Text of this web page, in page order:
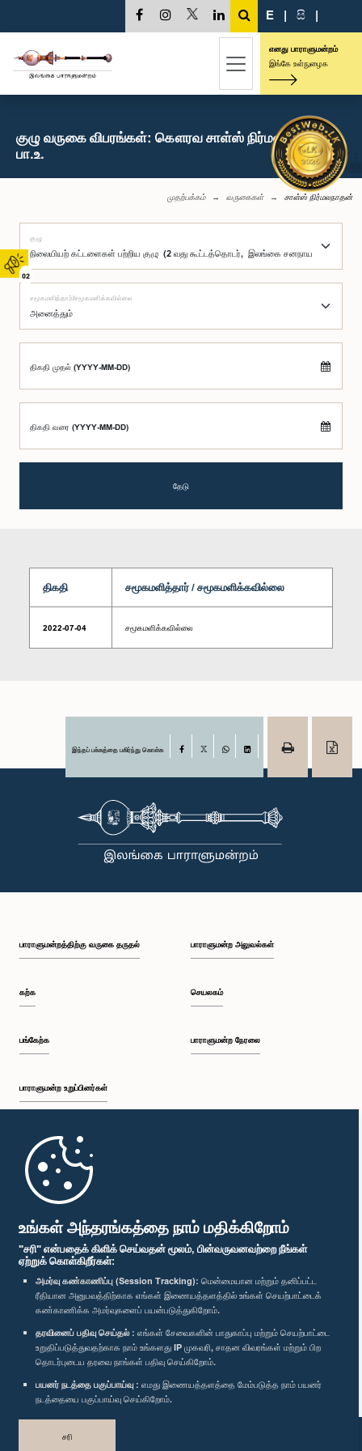
உங்கள் அந்தரங்கத்தை நாம் மதிக்கிறோம்
"சரி" என்பதைக் கிளிக் செய்வதன் மூலம், பின்வருவனவற்றை நீங்கள்
ஏற்றுக் கொள்கிறீர்கள்:
அமர்வு கண்காணிப்பு (Session Tracking): மென்மையான மற்றும் தனிப்பட்ட
ரீதியான அனுபவத்திற்காக எங்கள் இணையத்தளத்தில் உங்கள் செயற்பாட்டைக்
கண்காணிக்க அமர்வுகளைப் பயன்படுத்துகிறோம்.
தரவினைப் பதிவு செய்தல் : எங்கள் சேவைகளின் பாதுகாப்பு மற்றும் செயற்பாட்டை
உறுதிப்படுத்துவதற்காக நாம் உங்களது IP முகவரி, சாதன விவரங்கள் மற்றும் பிற
தொடர்புடைய தரவை நாங்கள் பதிவு செய்கிறோம்.
பயனர் நடத்தை பகுப்பாய்வு : எமது இணையத்தளத்தை மேம்படுத்த நாம் பயனர்
நடத்தையை பகுப்பாய்வு செய்கிறோம்.
சரி
02
E | සි |
எனது பாராளுமன்றம்
இங்கே உள்நுழைக
குழு வருகை விபரங்கள்: கௌரவ சாள்ஸ் நிர்மலநாதன்,
பா.உ.
முதற்பக்கம் வருகைகள் சாள்ஸ் நிர்மலநாதன்
குழு
சமூகமளித்தார்/சமூகமளிக்கவில்லை
திகதி முதல் (YYYY-MM-DD)
திகதி வரை (YYYY-MM-DD)
தேடு
திகதி சமூகமளித்தார் / சமூகமளிக்கவில்லை
2022-07-04 சமூகமளிக்கவில்லை
இந்தப் பக்கத்தை பகிர்ந்து கொள்க Facebook
பாராளுமன்றத்திற்கு வருகை தருதல்
கற்க
பங்கேற்க
பாராளுமன்ற உறுப்பினர்கள்
முதற்பக்கம்
பாராளுமன்ற அலுவல்கள்
செயலகம்
பாராளுமன்ற நேரலை
பாராளுமன்ற கையடக்க செயலி
எம்மை பின்தொடர்க :
விருதுகள்
தனியுரிமைக் கொள்கை